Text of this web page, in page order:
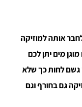
אותה למוזיקה
מים יתן לכם
גשם לחות כך שלא
גם בחורף וגם